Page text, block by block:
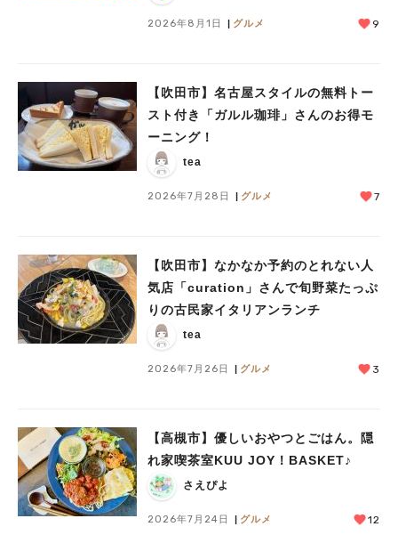
2026年8月1日 グルメ 9
【吹田市】名古屋スタイルの無料トー
スト付き「ガルル珈琲」さんのお得モ
ーニング！
tea
2026年7月28日 グルメ 7
【吹田市】なかなか予約のとれない人
気店「curation」さんで旬野菜たっぷ
りの古民家イタリアンランチ
tea
2026年7月26日 グルメ 3
【高槻市】優しいおやつとごはん。隠
れ家喫茶室KUU JOY！BASKET♪
さえぴよ
2026年7月24日 グルメ 12
人気のキーワード
#今週どこいく？#自然とふれあう #ランチ #カフェ
#まとめ
#教えたい／教えて投稿記事 #大阪学院大 商品開発プロジェクト
#あなたはどっち？